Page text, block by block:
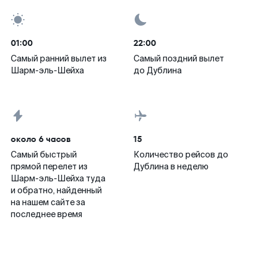
01:00
Самый ранний вылет из
Шарм-эль-Шейха
22:00
Самый поздний вылет
до Дублина
около 6 часов
Самый быстрый
прямой перелет из
Шарм-эль-Шейха туда
и обратно, найденный
на нашем сайте за
последнее время
15
Количество рейсов до
Дублина в неделю